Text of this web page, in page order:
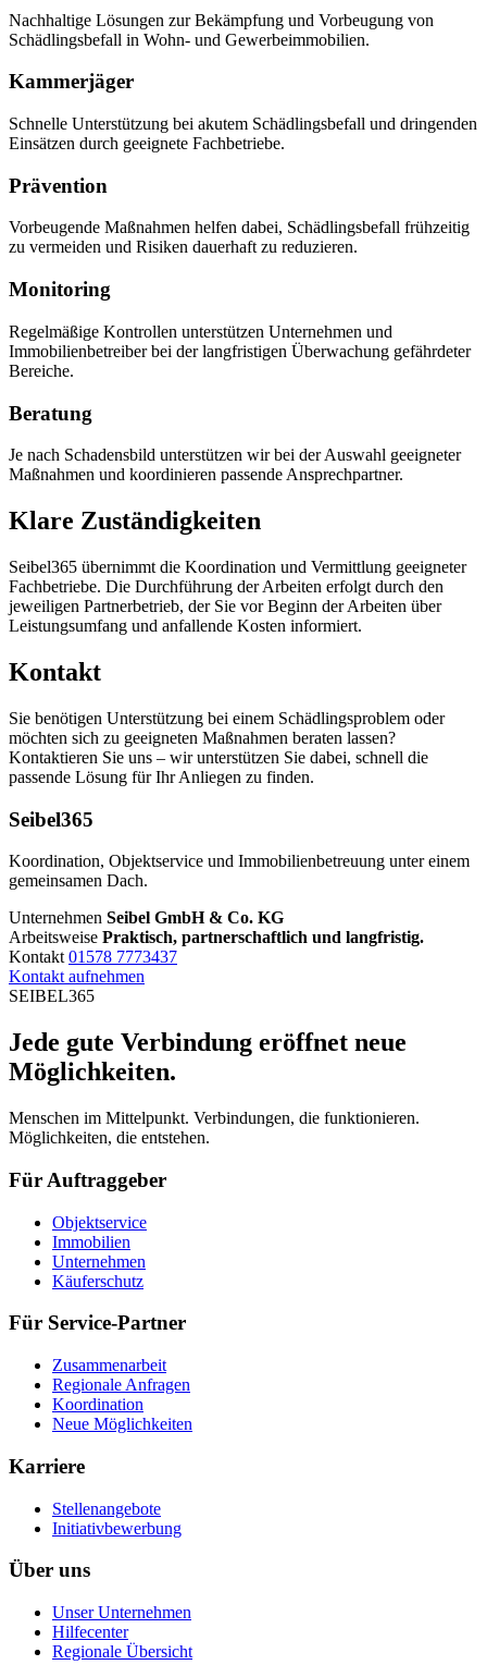
Nachhaltige Lösungen zur Bekämpfung und Vorbeugung von
Schädlingsbefall in Wohn- und Gewerbeimmobilien.
Kammerjäger
Schnelle Unterstützung bei akutem Schädlingsbefall und dringenden
Einsätzen durch geeignete Fachbetriebe.
Prävention
Vorbeugende Maßnahmen helfen dabei, Schädlingsbefall frühzeitig
zu vermeiden und Risiken dauerhaft zu reduzieren.
Monitoring
Regelmäßige Kontrollen unterstützen Unternehmen und
Immobilienbetreiber bei der langfristigen Überwachung gefährdeter
Bereiche.
Beratung
Je nach Schadensbild unterstützen wir bei der Auswahl geeigneter
Maßnahmen und koordinieren passende Ansprechpartner.
Klare Zuständigkeiten
Seibel365 übernimmt die Koordination und Vermittlung geeigneter
Fachbetriebe. Die Durchführung der Arbeiten erfolgt durch den
jeweiligen Partnerbetrieb, der Sie vor Beginn der Arbeiten über
Leistungsumfang und anfallende Kosten informiert.
Kontakt
Sie benötigen Unterstützung bei einem Schädlingsproblem oder
möchten sich zu geeigneten Maßnahmen beraten lassen?
Kontaktieren Sie uns – wir unterstützen Sie dabei, schnell die
passende Lösung für Ihr Anliegen zu finden.
Seibel365
Koordination, Objektservice und Immobilienbetreuung unter einem
gemeinsamen Dach.
Unternehmen Seibel GmbH & Co. KG
Arbeitsweise Praktisch, partnerschaftlich und langfristig.
Kontakt 01578 7773437
Kontakt aufnehmen
SEIBEL365
Jede gute Verbindung eröffnet neue
Möglichkeiten.
Menschen im Mittelpunkt. Verbindungen, die funktionieren.
Möglichkeiten, die entstehen.
Für Auftraggeber
Objektservice
Immobilien
Unternehmen
Käuferschutz
Für Service-Partner
Zusammenarbeit
Regionale Anfragen
Koordination
Neue Möglichkeiten
Karriere
Stellenangebote
Initiativbewerbung
Über uns
Unser Unternehmen
Hilfecenter
Regionale Übersicht